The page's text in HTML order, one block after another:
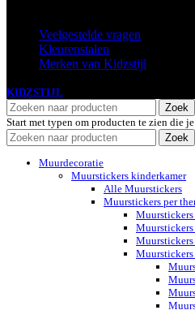
Veelgestelde vragen
Kleurenstalen
Merken van Kidzstijl
KIDZSTIJL
Zoek
Start met typen om producten te zien die je
Zoek
Muurdecoratie
Muurstickers kinderkamer
Alle Muurstickers
Muurstickers per
Muurstickers